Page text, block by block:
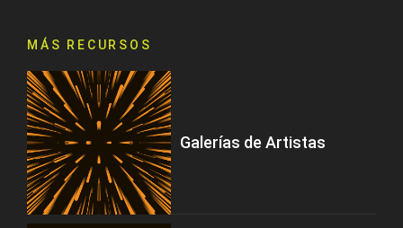
MÁS RECURSOS
Galerías de Artistas